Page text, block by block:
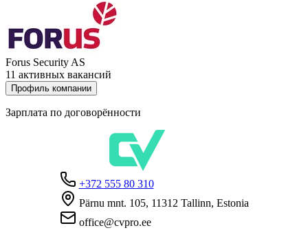
Forus Security AS
11 активных вакансий
Профиль компании
Зарплата по договорённости
+372 555 80 310
Pärnu mnt. 105, 11312 Tallinn, Estonia
office@cvpro.ee